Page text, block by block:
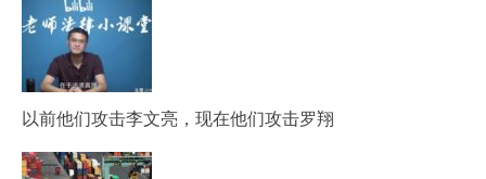
以前他们攻击李文亮，现在他们攻击罗翔